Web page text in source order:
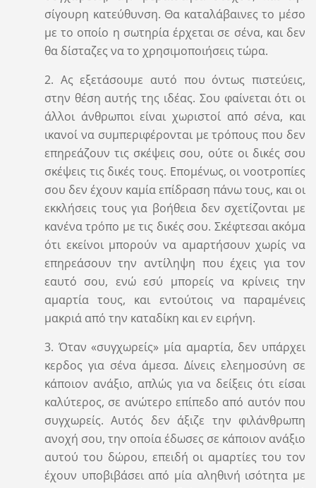
σίγουρη κατεύθυνση. Θα καταλάβαινες το μέσο
με το οποίο η σωτηρία έρχεται σε σένα, και δεν
θα δίσταζες να το χρησιμοποιήσεις τώρα.
2. Ας εξετάσουμε αυτό που όντως πιστεύεις,
στην θέση αυτής της ιδέας. Σου φαίνεται ότι οι
άλλοι άνθρωποι είναι χωριστοί από σένα, και
ικανοί να συμπεριφέρονται με τρόπους που δεν
επηρεάζουν τις σκέψεις σου, ούτε οι δικές σου
σκέψεις τις δικές τους. Επομένως, οι νοοτροπίες
σου δεν έχουν καμία επίδραση πάνω τους, και οι
εκκλήσεις τους για βοήθεια δεν σχετίζονται με
κανένα τρόπο με τις δικές σου. Σκέφτεσαι ακόμα
ότι εκείνοι μπορούν να αμαρτήσουν χωρίς να
επηρεάσουν την αντίληψη που έχεις για τον
εαυτό σου, ενώ εσύ μπορείς να κρίνεις την
αμαρτία τους, και εντούτοις να παραμένεις
μακριά από την καταδίκη και εν ειρήνη.
3. Όταν «συγχωρείς» μία αμαρτία, δεν υπάρχει
κερδος για σένα άμεσα. Δίνεις ελεημοσύνη σε
κάποιον ανάξιο, απλώς για να δείξεις ότι είσαι
καλύτερος, σε ανώτερο επίπεδο από αυτόν που
συγχωρείς. Αυτός δεν άξιζε την φιλάνθρωπη
ανοχή σου, την οποία έδωσες σε κάποιον ανάξιο
αυτού του δώρου, επειδή οι αμαρτίες του τον
έχουν υποβιβάσει από μία αληθινή ισότητα με